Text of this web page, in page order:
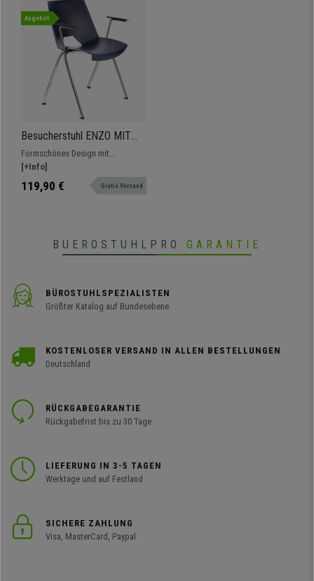
Angebot
Besucherstuhl ENZO MIT
ARMLEHNEN, bequem,
praktisch und stapelbar,
Formschönes Design mit
praktischer und leichter
Handhabung. In verschiedenen
Farben und Versionen erhältlich
[+Info]
119,90 € Gratis Versand
BUEROSTUHLPRO GARANTIE
BÜROSTUHLSPEZIALISTEN
Größter Katalog auf Bundesebene
KOSTENLOSER VERSAND IN ALLEN BESTELLUNGEN
Deutschland
RÜCKGABEGARANTIE
Rückgabefrist bis zu 30 Tage
LIEFERUNG IN 3-5 TAGEN
Werktage und auf Festland
SICHERE ZAHLUNG
Visa, MasterCard, Paypal